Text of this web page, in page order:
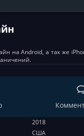
на Android, а так же
2018
США